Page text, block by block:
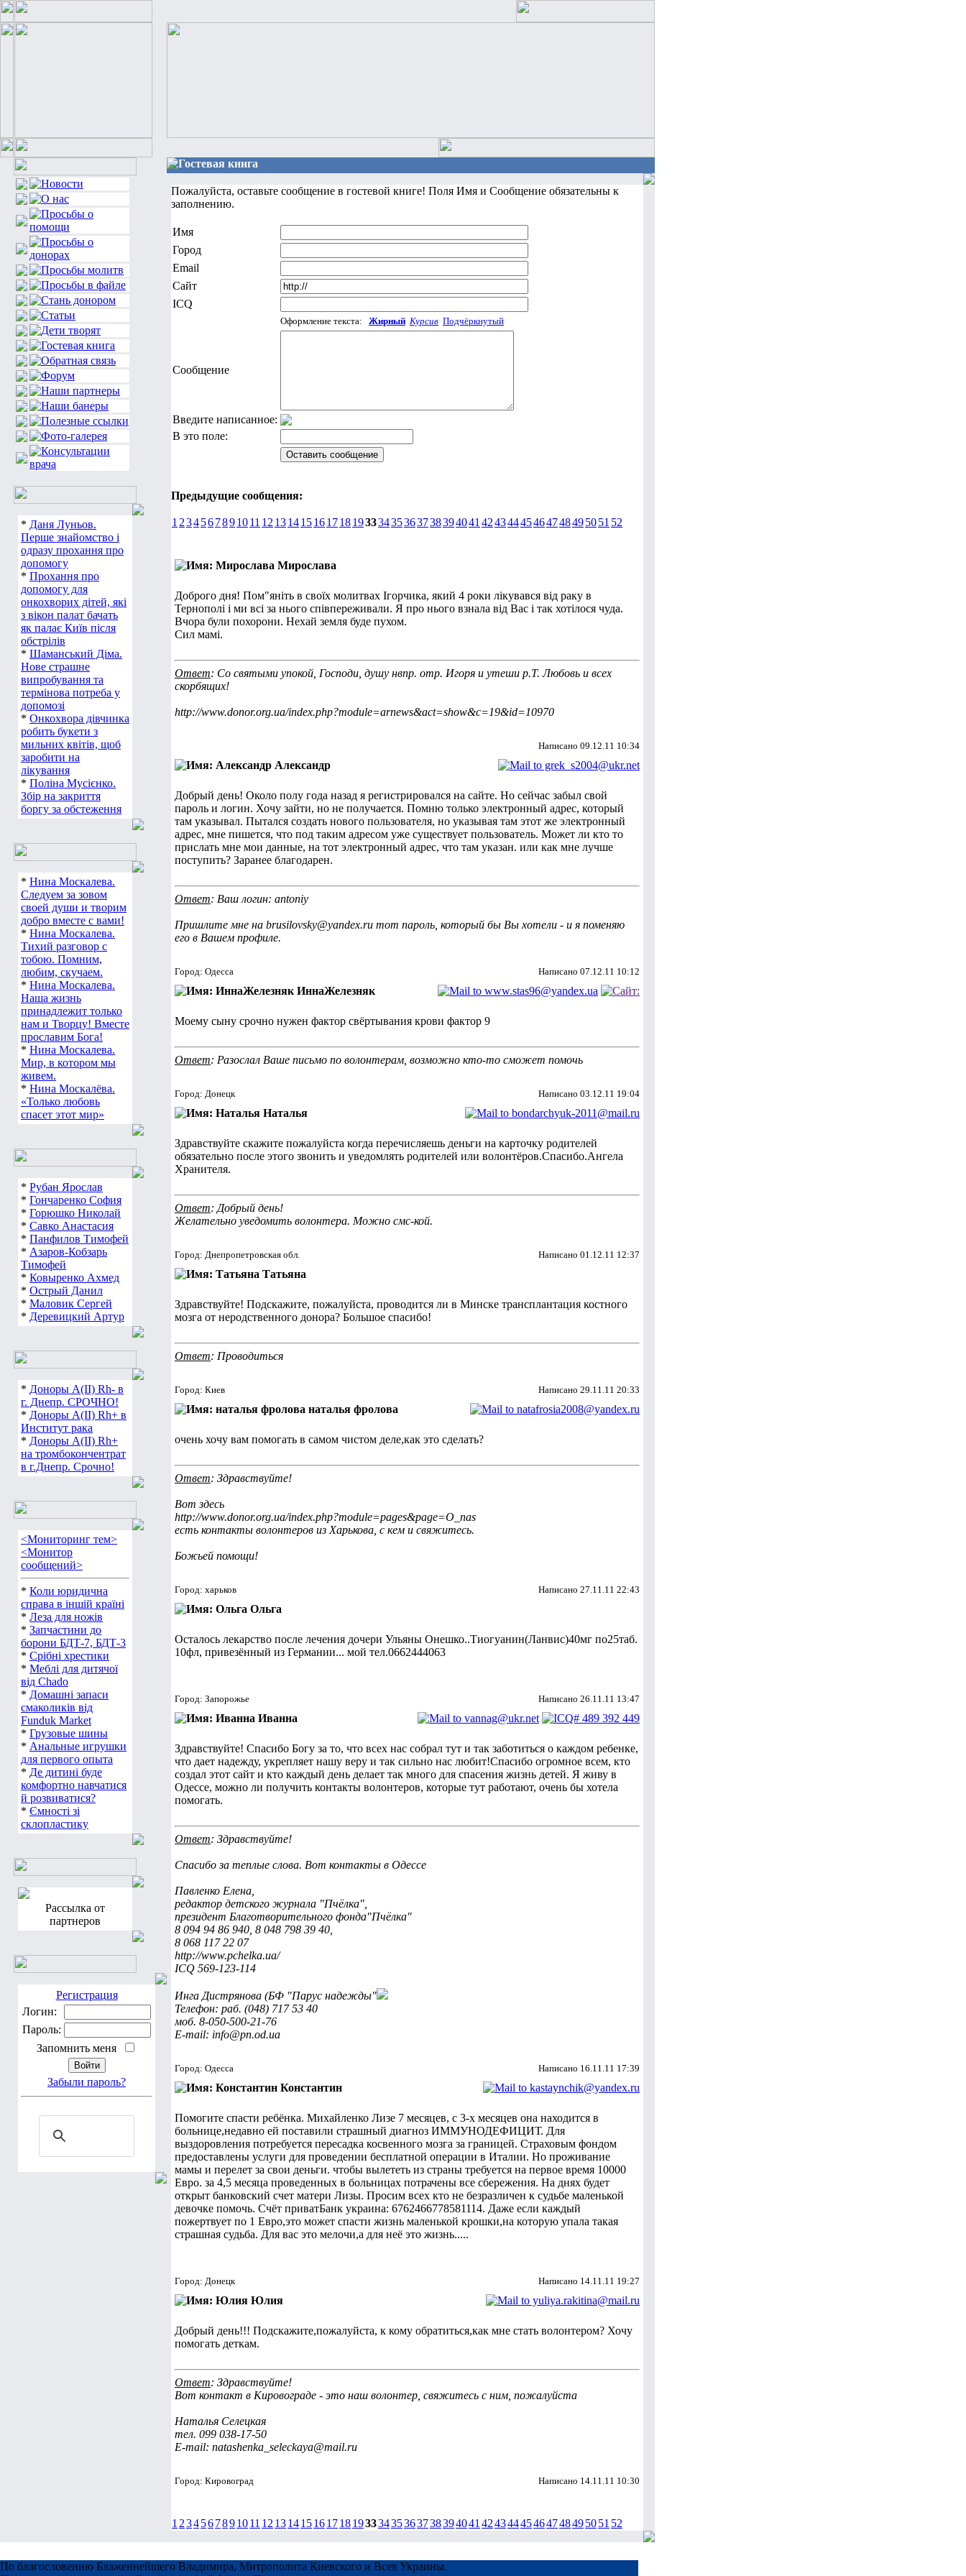
* Даня Луньов.
Перше знайомство і
одразу прохання про
допомогу
* Прохання про
допомогу для
онкохворих дітей, які
з вікон палат бачать
як палає Київ після
обстрілів
* Шаманський Діма.
Нове страшне
випробування та
термінова потреба у
допомозі
* Онкохвора дівчинка
робить букети з
мильних квітів, щоб
заробити на
лікування
* Поліна Мусієнко.
Збір на закриття
боргу за обстеження
* Нина Москалева.
Следуем за зовом
своей души и творим
добро вместе с вами!
* Нина Москалева.
Тихий разговор с
тобою. Помним,
любим, скучаем.
* Нина Москалева.
Наша жизнь
принадлежит только
нам и Творцу! Вместе
прославим Бога!
* Нина Москалева.
Мир, в котором мы
живем.
* Нина Москалёва.
«Только любовь
спасет этот мир»
* Рубан Ярослав
* Гончаренко София
* Горюшко Николай
* Савко Анастасия
* Панфилов Тимофей
* Азаров-Кобзарь
Тимофей
* Ковыренко Ахмед
* Острый Данил
* Маловик Сергей
* Деревицкий Артур
* Доноры А(ІІ) Rh- в
г. Днепр. СРОЧНО!
* Доноры А(ІІ) Rh+ в
Институт рака
* Доноры А(ІІ) Rh+
на тромбокончентрат
в г.Днепр. Срочно!
<Мониторинг тем>
<Монитор
сообщений>
* Коли юридична
справа в іншій країні
* Леза для ножів
* Запчастини до
борони БДТ-7, БДТ-3
* Срібні хрестики
* Меблі для дитячої
від Chado
* Домашні запаси
смаколиків від
Funduk Market
* Грузовые шины
* Анальные игрушки
для первого опыта
* Де дитині буде
комфортно навчатися
й розвиватися?
* Ємності зі
склопластику
Рассылка от
партнеров
Регистрация
Логин:
Пароль:
Запомнить меня
Забыли пароль?
Гостевая книга
Пожалуйста, оставьте сообщение в гостевой книге! Поля Имя и Сообщение обязательны к
заполнению.
Имя
Город
Email
Сайт
ICQ
Оформление текста: Жирный Курсив Подчёркнутый
Сообщение
Введите написанное:
В это поле:
Предыдущие сообщения:
1 234567891011 12 13141516171819333435363738394041 42434445464748495051 52
Мирослава
Доброго дня! Пом"яніть в своїх молитвах Ігорчика, який 4 роки лікувався від раку в
Тернополі і ми всі за нього співпереживали. Я про нього взнала від Вас і так хотілося чуда.
Вчора були похорони. Нехай земля буде пухом.
Сил мамі.
Ответ: Со святыми упокой, Господи, душу нвпр. отр. Игоря и утеши р.Т. Любовь и всех
скорбящих!
http://www.donor.org.ua/index.php?module=arnews&act=show&c=19&id=10970
Написано 09.12.11 10:34
Александр
Добрый день! Около полу года назад я регистрировался на сайте. Но сейчас забыл свой
пароль и логин. Хочу зайти, но не получается. Помню только электронный адрес, который
там указывал. Пытался создать нового пользователя, но указывая там этот же электронный
адрес, мне пишется, что под таким адресом уже существует пользователь. Может ли кто то
прислать мне мои данные, на тот электронный адрес, что там указан. или как мне лучше
поступить? Заранее благодарен.
Ответ: Ваш логин: antoniy
Пришлите мне на brusilovsky@yandex.ru тот пароль, который бы Вы хотели - и я поменяю
его в Вашем профиле.
Город: Одесса Написано 07.12.11 10:12
ИннаЖелезняк
Моему сыну срочно нужен фактор свёртывания крови фактор 9
Ответ: Разослал Ваше письмо по волонтерам, возможно кто-то сможет помочь
Город: Донецк Написано 03.12.11 19:04
Наталья
Здравствуйте скажите пожалуйста когда перечисляешь деньги на карточку родителей
обязательно после этого звонить и уведомлять родителей или волонтёров.Спасибо.Ангела
Хранителя.
Ответ: Добрый день!
Желательно уведомить волонтера. Можно смс-кой.
Город: Днепропетровская обл. Написано 01.12.11 12:37
Татьяна
Здравствуйте! Подскажите, пожалуйста, проводится ли в Минске трансплантация костного
мозга от неродственного донора? Большое спасибо!
Ответ: Проводиться
Город: Киев Написано 29.11.11 20:33
наталья фролова
очень хочу вам помогать в самом чистом деле,как это сделать?
Ответ: Здравствуйте!
Вот здесь
http://www.donor.org.ua/index.php?module=pages&page=O_nas
есть контакты волонтеров из Харькова, с кем и свяжитесь.
Божьей помощи!
Город: харьков Написано 27.11.11 22:43
Ольга
Осталось лекарство после лечения дочери Ульяны Онешко..Тиогуанин(Ланвис)40мг по25таб.
10фл, привезённый из Германии... мой тел.0662444063
Город: Запорожье Написано 26.11.11 13:47
Иванна
Здравствуйте! Спасибо Богу за то, что всех нас собрал тут и так заботиться о каждом ребенке,
что дает надежду, укрепляет нашу веру и так сильно нас любит!Спасибо огромное всем, кто
создал этот сайт и кто каждый день делает так много для спасения жизнь детей. Я живу в
Одессе, можно ли получить контакты волонтеров, которые тут работают, очень бы хотела
помогать.
Ответ: Здравствуйте!
Спасибо за теплые слова. Вот контакты в Одессе
Павленко Елена,
редактор детского журнала "Пчёлка",
президент Благотворительного фонда"Пчёлка"
8 094 94 86 940, 8 048 798 39 40,
8 068 117 22 07
http://www.pchelka.ua/
ICQ 569-123-114
Инга Дистрянова (БФ "Парус надежды"
Телефон: раб. (048) 717 53 40
моб. 8-050-500-21-76
E-mail: info@pn.od.ua
Город: Одесса Написано 16.11.11 17:39
Константин
Помогите спасти ребёнка. Михайленко Лизе 7 месяцев, с 3-х месяцев она находится в
больнице,недавно ей поставили страшный диагноз ИММУНОДЕФИЦИТ. Для
выздоровления потребуется пересадка косвенного мозга за границей. Страховым фондом
предоставлены услуги для проведении бесплатной операции в Италии. Но проживание
мамы и перелет за свои деньги. чтобы вылететь из страны требуется на первое время 10000
Евро. за 4,5 месяца проведенных в больницах потрачены все сбережения. На днях будет
открыт банковский счет матери Лизы. Просим всех кто не безразличен к судьбе маленькой
девочке помочь. Счёт приватБанк украина: 6762466778581114. Даже если каждый
пожертвует по 1 Евро,это может спасти жизнь маленькой крошки,на которую упала такая
страшная судьба. Для вас это мелочи,а для неё это жизнь.....
Город: Донецк Написано 14.11.11 19:27
Юлия
Добрый день!!! Подскажите,пожалуйста, к кому обратиться,как мне стать волонтером? Хочу
помогать деткам.
Ответ: Здравствуйте!
Вот контакт в Кировограде - это наш волонтер, свяжитесь с ним, пожалуйста
Наталья Селецкая
тел. 099 038-17-50
E-mail: natashenka_seleckaya@mail.ru
Город: Кировоград Написано 14.11.11 10:30
1 234567891011 12 13141516171819333435363738394041 42434445464748495051 52
По благословению Блаженнейшего Владимира, Митрополита Киевского и Всея Украины.